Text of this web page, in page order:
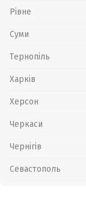
Рівне
Суми
Тернопіль
Харків
Херсон
Черкаси
Чернігів
Севастополь